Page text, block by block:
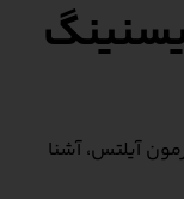
آیلتس، آشنا